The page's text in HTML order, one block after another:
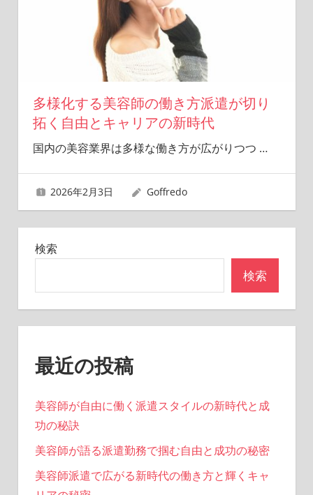
多様化する美容師の働き方派遣が切り
拓く自由とキャリアの新時代
国内の美容業界は多様な働き方が広がりつつ …
2026年2月3日 Goffredo
検索
検索
最近の投稿
美容師が自由に働く派遣スタイルの新時代と成
功の秘訣
美容師が語る派遣勤務で掴む自由と成功の秘密
美容師派遣で広がる新時代の働き方と輝くキャ